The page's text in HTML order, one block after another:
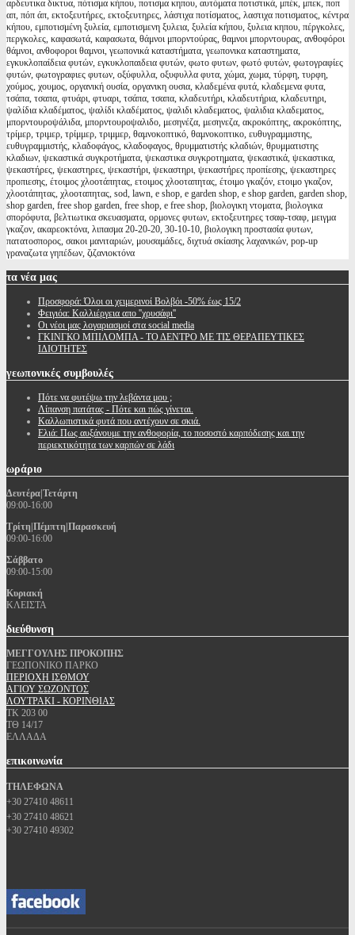
αρδευτικα δικτυα, πότισμα κήπου, ποτισμα κηπου, αυτόματα ποτιστικά, μπέκ, μπεκ, ποπ
απ, πόπ άπ, εκτοξευτήρες, εκτοξευτηρες, λάστιχα ποτίσματος, λαστιχα ποτισματος, κέντρα
κήπου, εμποτισμένη ξυλεία, εμποτισμενη ξυλεια, ξυλεία κήπου, ξυλεια κηπου, πέργκολες,
περγκολες, καφασωτά, καφασωτα, θάμνοι μπορντούρας, θαμνοι μπορντουρας, ανθοφόροι
θάμνοι, ανθοφοροι θαμνοι, γεωπονικά καταστήματα, γεωπονικα καταστηματα,
εγκυκλοπαίδεια φυτών, εγκυκλοπαιδεια φυτών, φωτο φυτων, φωτό φυτών, φωτογραφίες
φυτών, φωτογραφιες φυτων, οξύφυλλα, οξυφυλλα φυτα, χώμα, χωμα, τύρφη, τυρφη,
χούμος, χουμος, οργανική ουσία, οργανικη ουσια, κλαδεμένα φυτά, κλαδεμενα φυτα,
τσάπα, τσαπα, φτυάρι, φτυαρι, τσάπα, τσαπα, κλαδευτήρι, κλαδευτήρια, κλαδευτηρι,
ψαλίδια κλαδέματος, ψαλίδι κλαδέματος, ψαλιδι κλαδεματος, ψαλιδια κλαδεματος,
μπορντουροψάλιδα, μπορντουροψαλιδο, μεσηνέζα, μεσηνεζα, ακροκόπτης, ακροκόπτης,
τρίμερ, τριμερ, τρίμμερ, τριμμερ, θαμνοκοπτικό, θαμνοκοπτικο, ευθυγραμμιστης,
ευθυγραμμιστής, κλαδοφάγος, κλαδοφαγος, θρυμματιστής κλαδιών, θρυμματιστης
κλαδιων, ψεκαστικά συγκροτήματα, ψεκαστικα συγκροτηματα, ψεκαστικά, ψεκαστικα,
ψεκαστήρες, ψεκαστηρες, ψεκαστήρι, ψεκαστηρι, ψεκαστήρες προπίεσης, ψεκαστηρες
προπιεσης, έτοιμος χλοοτάπητας, ετοιμος χλοοταπητας, έτοιμο γκαζόν, ετοιμο γκαζον,
χλοοτάπητας, χλοοταπητας, sod, lawn, e shop, e garden shop, e shop garden, garden shop,
shop garden, free shop garden, free shop, e free shop, βιολογικη ντοματα, βιολογικα
σπορόφυτα, βελτιωτικα σκευασματα, ορμονες φυτων, εκτοξευτηρες τσαφ-τσαφ, μειγμα
γκαζον, ακαρεοκτόνα, λιπασμα 20-20-20, 30-10-10, βιολογικη προστασία φυτων,
πατατοσπορος, σακοι μανιταριών, μουσαμάδες, διχτυά σκίασης λαχανικών, pop-up
γραναζωτα γηπέδων, ζιζανιοκτόνα
τα νέα μας
Προσφορά: Όλοι οι χειμερινοί Βολβόι -50% έως 15/2
Φειγιόα: Καλλιέργεια απο ''χρυσάφι''
Oι νέοι μας λογαριασμοί στα social media
ΓΚΙΝΓΚΟ ΜΠΙΛΟΜΠΑ - ΤΟ ΔΕΝΤΡΟ ΜΕ ΤΙΣ ΘΕΡΑΠΕΥΤΙΚΕΣ
ΙΔΙΟΤΗΤΕΣ
γεωπονικές συμβουλές
Πότε να φυτέψω την λεβάντα μου ;
Λίπανση πατάτας - Πότε και πώς γίνεται.
Καλλωπιστικά φυτά που αντέχουν σε σκιά.
Ελιά: Πως αυξάνουμε την ανθοφορία, το ποσοστό καρπόδεσης και την
περιεκτικότητα των καρπών σε λάδι
ωράριο
Δευτέρα|Τετάρτη
09:00-16:00
Τρίτη|Πέμπτη|Παρασκευή
09:00-16:00
Σάββατο
09:00-15:00
Κυριακή
ΚΛΕΙΣΤΑ
διεύθυνση
ΜΕΓΓΟΥΛΗΣ ΠΡΟΚΟΠΗΣ
ΓΕΩΠΟΝΙΚΟ ΠΑΡΚΟ
ΠΕΡΙΟΧΗ ΙΣΘΜΟΥ
ΑΓΙΟΥ ΣΩΖΟΝΤΟΣ
ΛΟΥΤΡΑΚΙ - ΚΟΡΙΝΘΙΑΣ
ΤΚ 203 00
ΤΘ 14/17
ΕΛΛΑΔΑ
επικοινωνία
ΤΗΛΕΦΩΝΑ
+30 27410 48611
+30 27410 48621
+30 27410 49302